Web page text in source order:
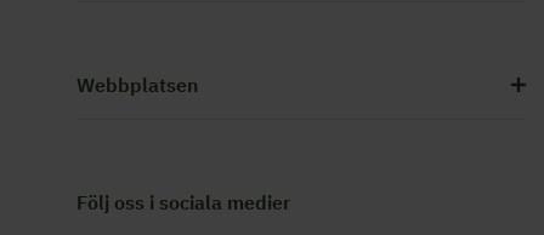
Webbplatsen
Följ oss i sociala medier